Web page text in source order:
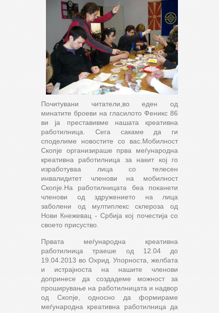
Почитувани читатели,во еден од
минатите броеви на гласилото Феникс 86
ви ја преставивме нашата креативна
работилница. Сега сакаме да ги
споделиме новостите со вас.Мобилност
Скопје организираше прва меѓународна
креативна работилница за накит кој го
изработуваа лица со телесен
инвалидитет членови на мобилност
Скопје.На работилницата беа поканети
членови од здружението на лица
заболени од мултиплекс склероза од
Нови Кнежевац - Србија кој почестија со
своето присуство.
Првата меѓународна креативна
работилница траеше од 12.04 до
19.04.2013 во Охрид. Упорноста, желбата
и истрајноста на нашите членови
допринесе да создадеме можност за
проширување на работилницата и надвор
од Скопје, односно да формираме
меѓународна креативна работилница да